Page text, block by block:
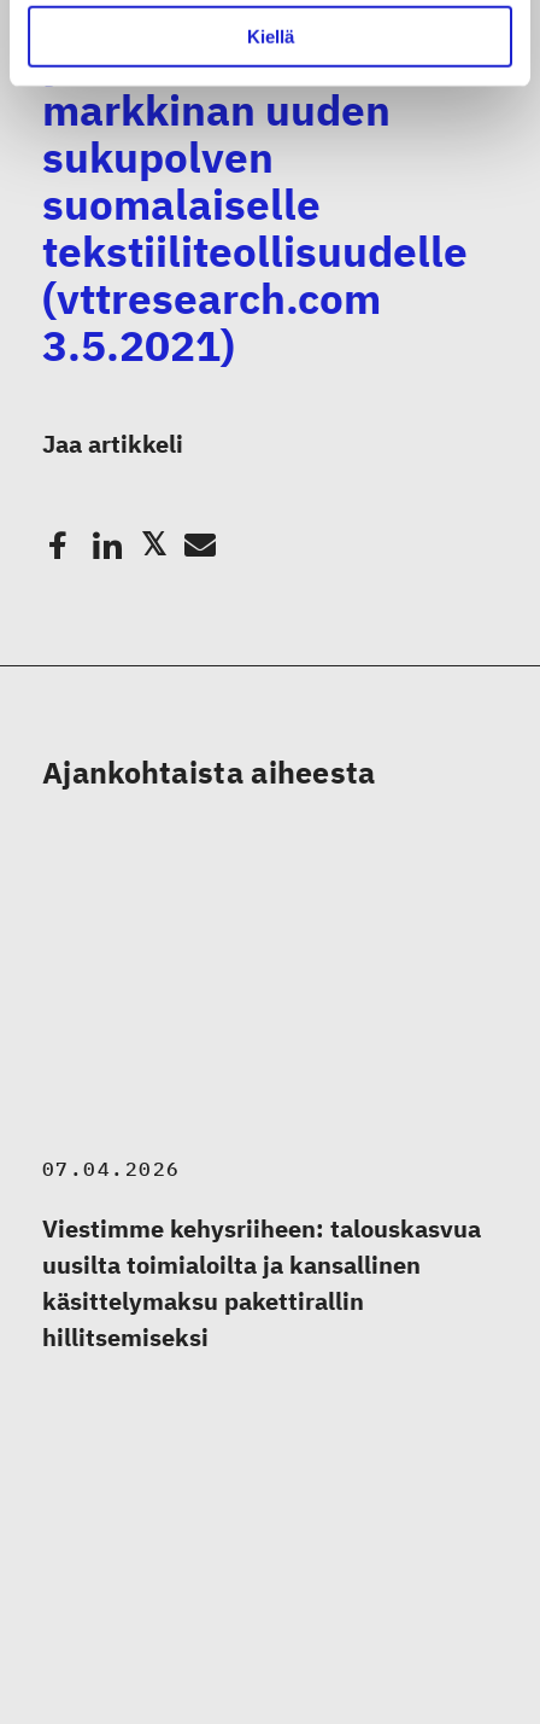
Kiellä
kestävä kehitys
yhdessä muodostavat
markkinan uuden
sukupolven
suomalaiselle
tekstiiliteollisuudelle
(vttresearch.com
3.5.2021)
Jaa artikkeli
Ajankohtaista aiheesta
07.04.2026
Viestimme kehysriiheen: talouskasvua
uusilta toimialoilta ja kansallinen
käsittelymaksu pakettirallin
hillitsemiseksi